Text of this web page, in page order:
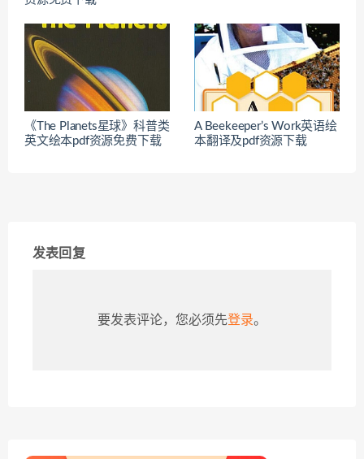
《The Planets星球》科普类
英文绘本pdf资源免费下载
A Beekeeper’s Work英语绘
本翻译及pdf资源下载
发表回复
要发表评论，您必须先登录。